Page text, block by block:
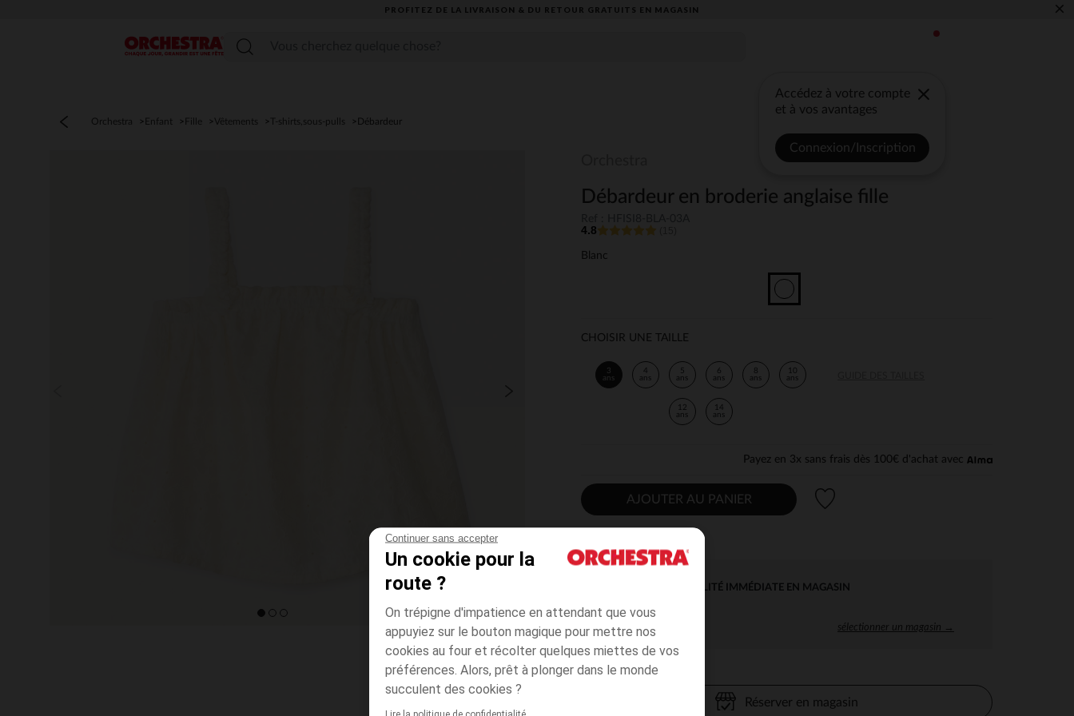
Continuer sans accepter
Un cookie pour la
route ?
On trépigne d'impatience en attendant que vous
appuyiez sur le bouton magique pour mettre nos
cookies au four et récolter quelques miettes de vos
préférences. Alors, prêt à plonger dans le monde
succulent des cookies ?
PROFITEZ DE LA LIVRAISON & DU RETOUR GRATUITS EN MAGASIN​ ×
Menu
Accédez à votre compte
et à vos avantages
Connexion/Inscription
Orchestra Enfant Fille Vêtements T-shirts,sous-pulls Débardeur
Débardeur en broderie anglaise fille
4.8
Blanc
CHOISIR UNE TAILLE
3
ans
4
ans
5
ans
6
ans
8
ans
10
ans
12
ans
14
ans
Payez en 3x sans frais dès 100€ d'achat avec
AJOUTER AU PANIER
DISPONIBILITÉ IMMÉDIATE EN MAGASIN
sélectionner un magasin →
Réserver en magasin